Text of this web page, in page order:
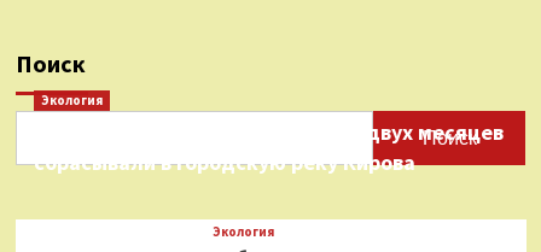
Поиск
Поиск
Экология
Нефтепродукты на протяжении двух месяцев
сбрасывали в городскую реку Кирова
Экология